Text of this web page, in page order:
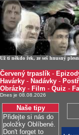
Už ti někdo řek, ze seš hnusný
Červený trpaslík -
Havárky - Nadávky -
Obrázky - Film - Quiz -
Dnes je 08.08.2026
Naše tipy
Přidejte si nás do
položky Oblíbené.
Don't forget to